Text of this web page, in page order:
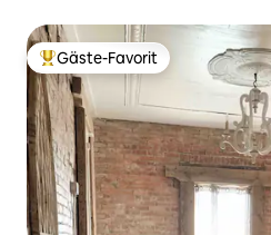
Beliebter Gäste-Favorit.
Gäste-Favorit